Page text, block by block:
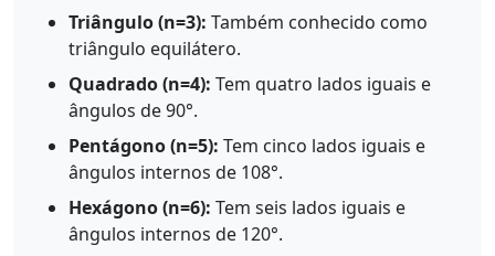
Triângulo (n=3): Também conhecido como
triângulo equilátero.
Quadrado (n=4): Tem quatro lados iguais e
ângulos de 90°.
Pentágono (n=5): Tem cinco lados iguais e
ângulos internos de 108°.
Hexágono (n=6): Tem seis lados iguais e
ângulos internos de 120°.